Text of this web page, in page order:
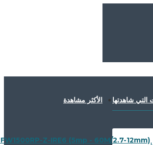
شاهدتها الأكثر مشاهدة
HFW1500RP-Z-IRE6 (5mp - 60M/2.7-